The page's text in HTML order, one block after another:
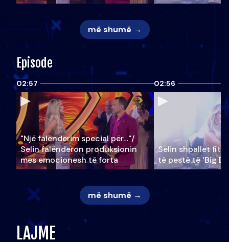
më shumë →
Episode
02:57
"Një falenderim special për…"/
Selin falënderon produksionin
mes emocionesh të forta
02:56
Selin shpallet
të pestë të ‘Big
më shumë →
LAJME